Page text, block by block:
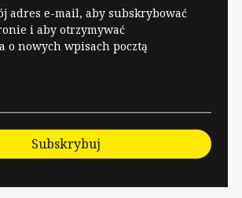
Ano
adres e-mail, aby subskrybować
i aby otrzymywać
o nowych wpisach pocztą
Subskrybuj